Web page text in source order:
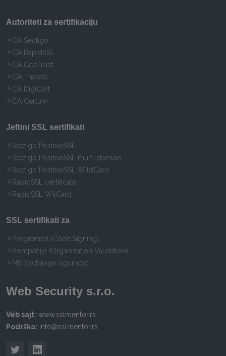
Autoriteti za sertifikaciju
CA Sectigo
CA RapidSSL
CA GeoTrust
CA Thawte
CA DigiCert
CA Certum
Jeftini SSL sertifikati
Sectigo PositiveSSL
Sectigo PositiveSSL multi-domain
Sectigo PositiveSSL WildCard
RapidSSL certificate
RapidSSL WilCard
SSL sertifikati za
Programeri (Code Signing)
Kompanije (Organization Validation)
MS Exchange sigurnost
Web Security s.r.o.
Veb sajt: www.sslmentor.rs
Podrška: info@sslmentor.rs